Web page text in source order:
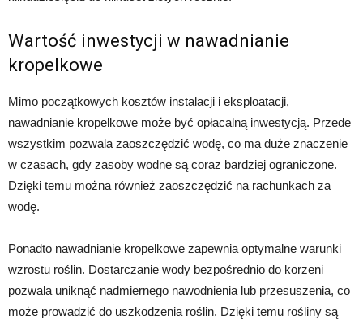
Wartość inwestycji w nawadnianie
kropelkowe
Mimo początkowych kosztów instalacji i eksploatacji,
nawadnianie kropelkowe może być opłacalną inwestycją. Przede
wszystkim pozwala zaoszczędzić wodę, co ma duże znaczenie
w czasach, gdy zasoby wodne są coraz bardziej ograniczone.
Dzięki temu można również zaoszczędzić na rachunkach za
wodę.
Ponadto nawadnianie kropelkowe zapewnia optymalne warunki
wzrostu roślin. Dostarczanie wody bezpośrednio do korzeni
pozwala uniknąć nadmiernego nawodnienia lub przesuszenia, co
może prowadzić do uszkodzenia roślin. Dzięki temu rośliny są